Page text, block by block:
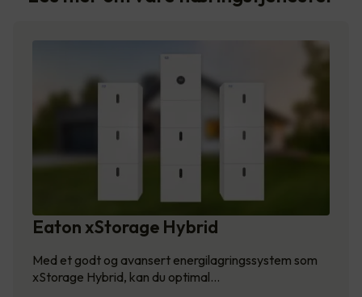
Eaton xStorage Hybrid
Med et godt og avansert energilagringssystem som
xStorage Hybrid, kan du optimal…